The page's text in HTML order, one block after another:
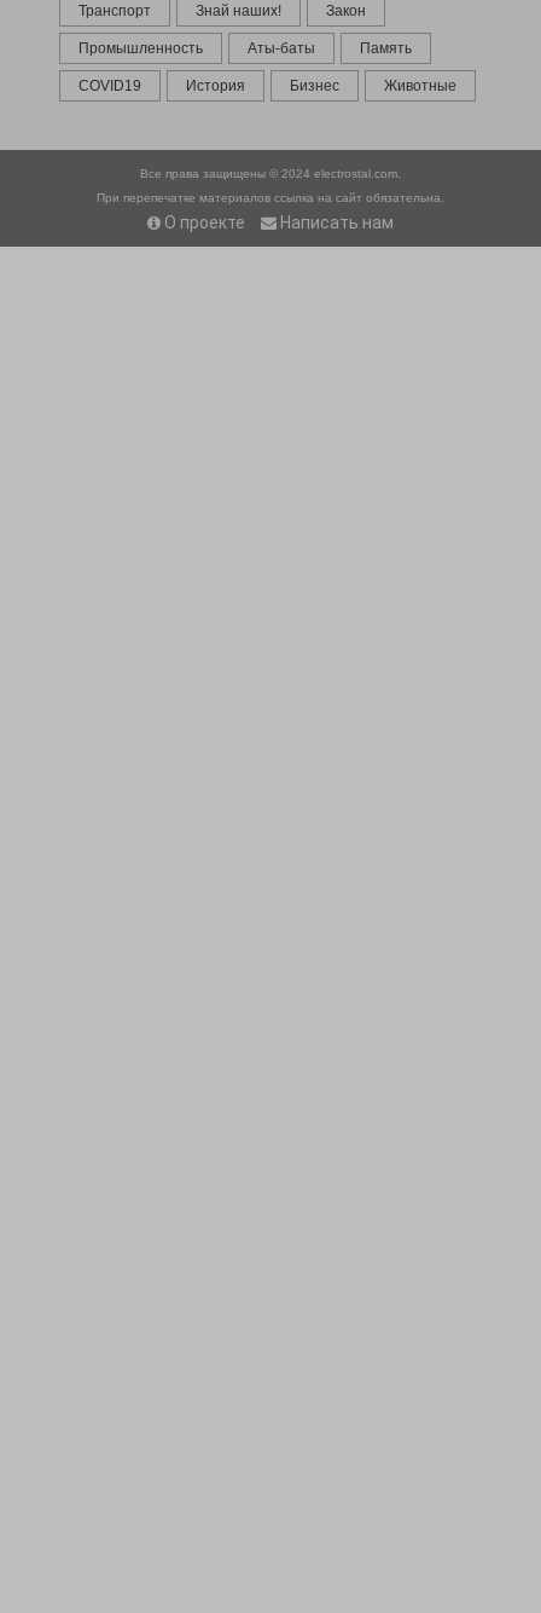
Транспорт Знай наших! Закон
Промышленность Аты-баты Память
COVID19 История Бизнес Животные
Все права защищены © 2024 electrostal.com.
При перепечатке материалов ссылка на сайт обязательна.
О проекте Написать нам